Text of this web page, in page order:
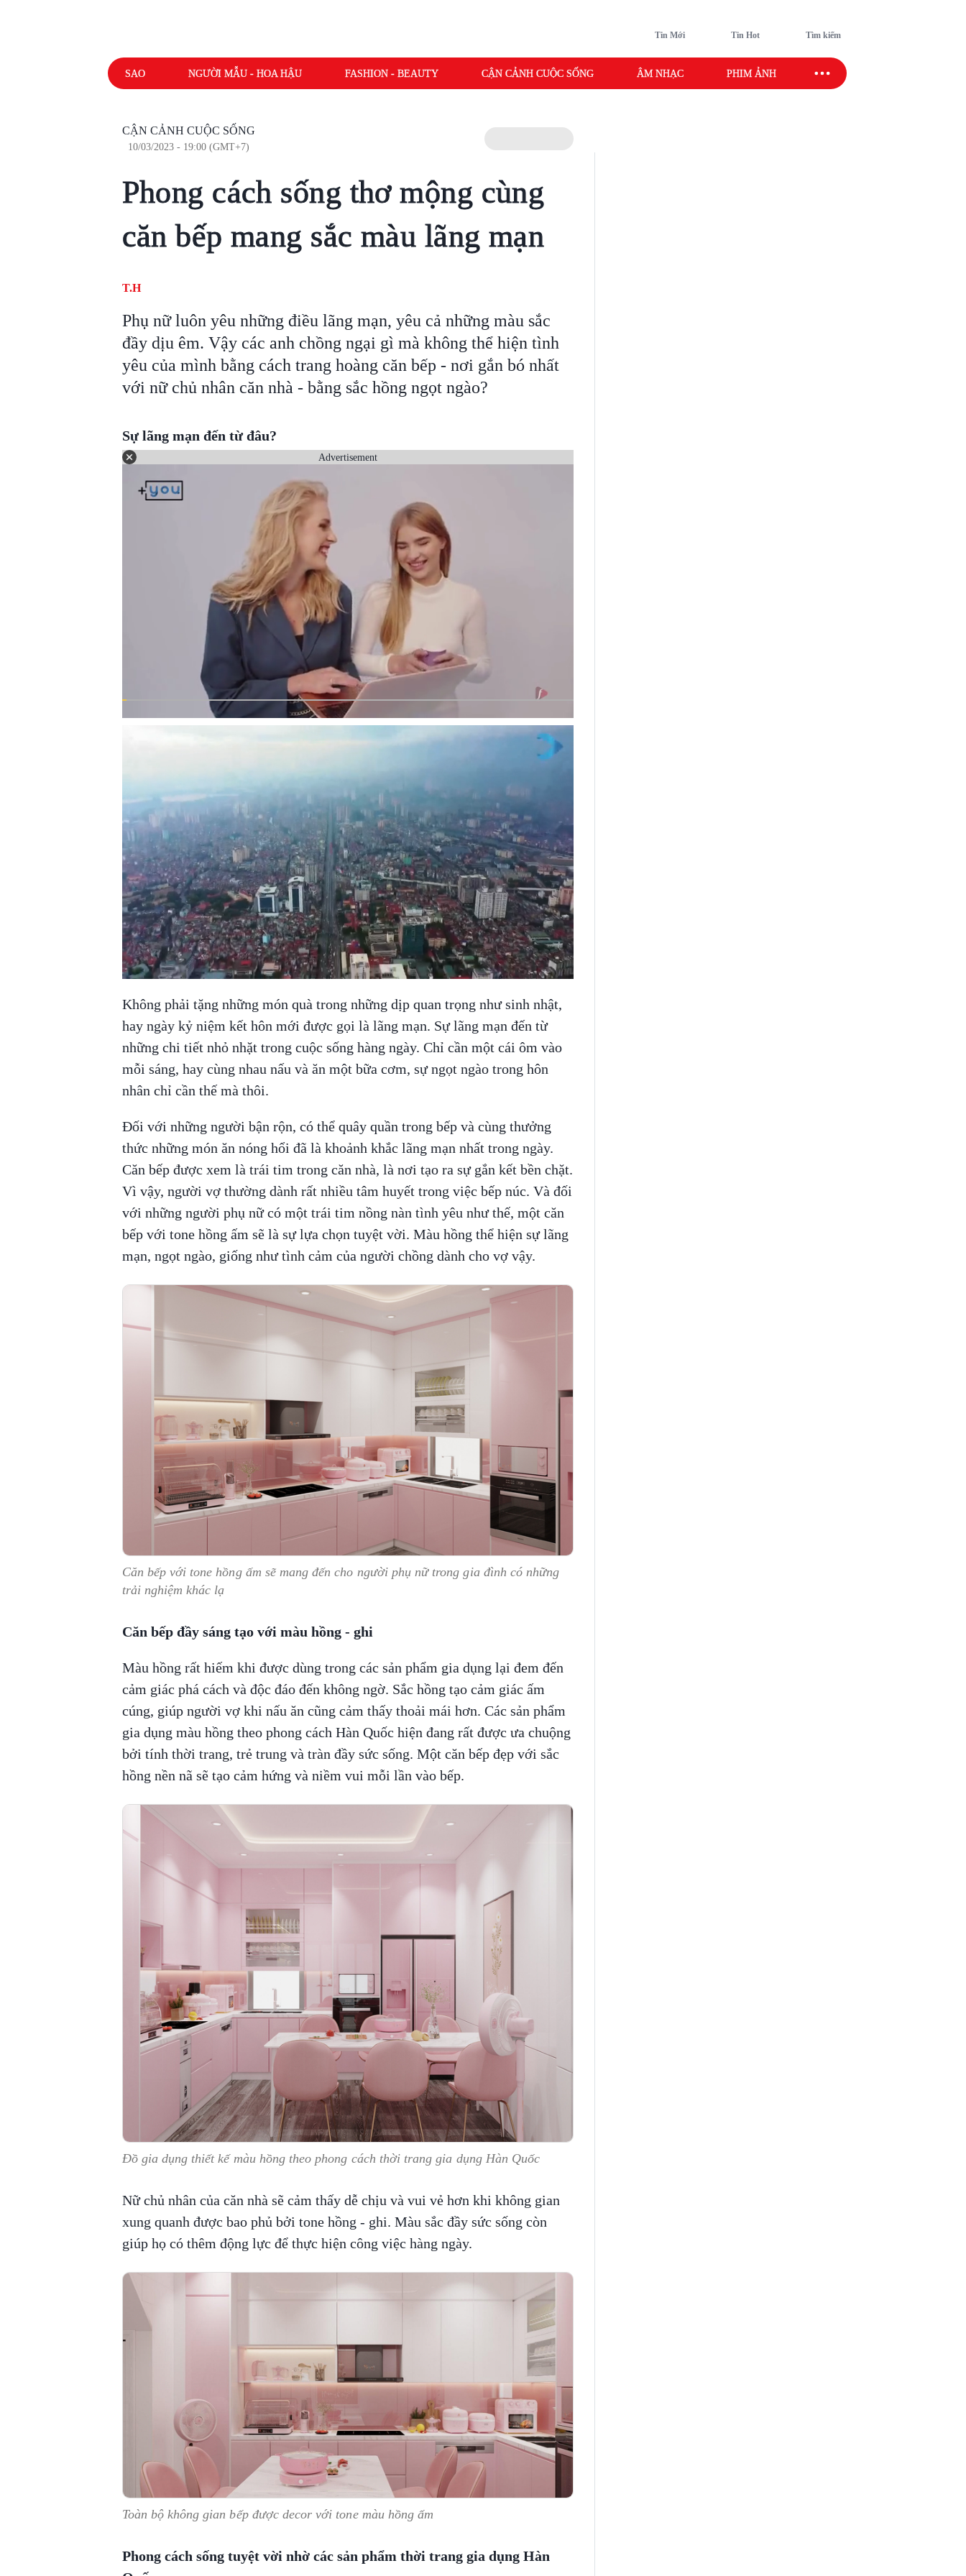
Tin Mới Tin Hot Tìm kiếm
SAO NGƯỜI MẪU - HOA HẬU FASHION - BEAUTY CẬN CẢNH CUỘC SỐNG ÂM NHẠC PHIM ẢNH SAO SPORT
CẬN CẢNH CUỘC SỐNG
10/03/2023 - 19:00 (GMT+7)
Phong cách sống thơ mộng cùng
căn bếp mang sắc màu lãng mạn
T.H
Phụ nữ luôn yêu những điều lãng mạn, yêu cả những màu sắc
đầy dịu êm. Vậy các anh chồng ngại gì mà không thể hiện tình
yêu của mình bằng cách trang hoàng căn bếp - nơi gắn bó nhất
với nữ chủ nhân căn nhà - bằng sắc hồng ngọt ngào?
Sự lãng mạn đến từ đâu?
Advertisement
Không phải tặng những món quà trong những dịp quan trọng như sinh nhật,
hay ngày kỷ niệm kết hôn mới được gọi là lãng mạn. Sự lãng mạn đến từ
những chi tiết nhỏ nhặt trong cuộc sống hàng ngày. Chỉ cần một cái ôm vào
mỗi sáng, hay cùng nhau nấu và ăn một bữa cơm, sự ngọt ngào trong hôn
nhân chỉ cần thế mà thôi.
Đối với những người bận rộn, có thể quây quần trong bếp và cùng thưởng
thức những món ăn nóng hổi đã là khoảnh khắc lãng mạn nhất trong ngày.
Căn bếp được xem là trái tim trong căn nhà, là nơi tạo ra sự gắn kết bền chặt.
Vì vậy, người vợ thường dành rất nhiều tâm huyết trong việc bếp núc. Và đối
với những người phụ nữ có một trái tim nồng nàn tình yêu như thế, một căn
bếp với tone hồng ấm sẽ là sự lựa chọn tuyệt vời. Màu hồng thể hiện sự lãng
mạn, ngọt ngào, giống như tình cảm của người chồng dành cho vợ vậy.
Căn bếp với tone hồng ấm sẽ mang đến cho người phụ nữ trong gia đình có những
trải nghiệm khác lạ
Căn bếp đầy sáng tạo với màu hồng - ghi
Màu hồng rất hiếm khi được dùng trong các sản phẩm gia dụng lại đem đến
cảm giác phá cách và độc đáo đến không ngờ. Sắc hồng tạo cảm giác ấm
cúng, giúp người vợ khi nấu ăn cũng cảm thấy thoải mái hơn. Các sản phẩm
gia dụng màu hồng theo phong cách Hàn Quốc hiện đang rất được ưa chuộng
bởi tính thời trang, trẻ trung và tràn đầy sức sống. Một căn bếp đẹp với sắc
hồng nền nã sẽ tạo cảm hứng và niềm vui mỗi lần vào bếp.
Đồ gia dụng thiết kế màu hồng theo phong cách thời trang gia dụng Hàn Quốc
Nữ chủ nhân của căn nhà sẽ cảm thấy dễ chịu và vui vẻ hơn khi không gian
xung quanh được bao phủ bởi tone hồng - ghi. Màu sắc đầy sức sống còn
giúp họ có thêm động lực để thực hiện công việc hàng ngày.
Toàn bộ không gian bếp được decor với tone màu hồng ấm
Phong cách sống tuyệt vời nhờ các sản phẩm thời trang gia dụng Hàn